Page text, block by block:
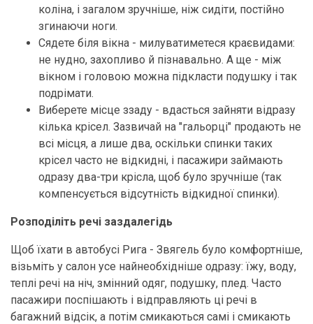
коліна, і загалом зручніше, ніж сидіти, постійно
згинаючи ноги.
Сядете біля вікна - милуватиметеся краєвидами:
не нудно, захопливо й пізнавально. А ще - між
вікном і головою можна підкласти подушку і так
подрімати.
Виберете місце ззаду - вдасться зайняти відразу
кілька крісел. Зазвичай на "гальорці" продають не
всі місця, а лише два, оскільки спинки таких
крісел часто не відкидні, і пасажири займають
одразу два-три крісла, щоб було зручніше (так
компенсується відсутність відкидної спинки).
Розподіліть речі заздалегідь
Щоб їхати в автобусі Рига - Звягель було комфортніше,
візьміть у салон усе найнеобхідніше одразу: їжу, воду,
теплі речі на ніч, змінний одяг, подушку, плед. Часто
пасажири поспішають і відправляють ці речі в
багажний відсік, а потім смикаються самі і смикають